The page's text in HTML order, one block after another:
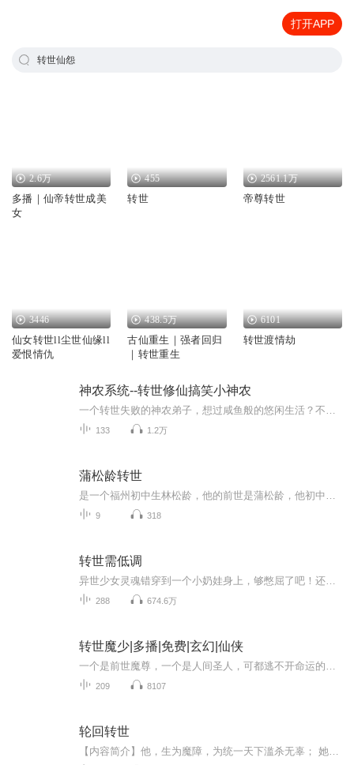
打开APP
转世仙怨
2.6万
多播｜仙帝转世成美
女
455
转世
2561.1万
帝尊转世
3446
仙女转世ll尘世仙缘ll
爱恨情仇
438.5万
古仙重生｜强者回归
｜转世重生
6101
转世渡情劫
神农系统--转世修仙搞笑小神农
133 1.2万
蒲松龄转世
9 318
转世需低调
288 674.6万
转世魔少|多播|免费|玄幻|仙侠
209 8107
轮回转世